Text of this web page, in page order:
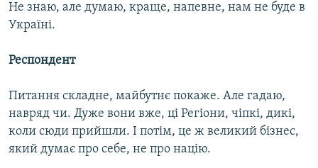
Не знаю, але думаю, краще, напевне, нам не буде в
Україні.
Респондент
Питання складне, майбутнє покаже. Але гадаю,
навряд чи. Дуже вони вже, ці Регіони, чіпкі, дикі,
коли сюди прийшли. І потім, це ж великий бізнес,
який думає про себе, не про націю.